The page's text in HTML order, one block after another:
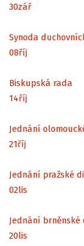
30zář
Synoda
08říj
Biskupská rada
14říj
Jednání
21říj
Jednání pražské
02lis
Jednání brněnské
20lis